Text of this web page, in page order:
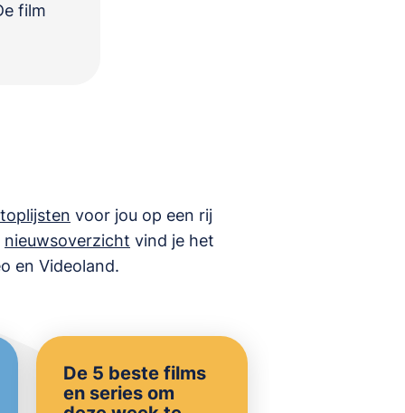
film
toplijsten voor jou op een rij
nieuwsoverzicht vind je het
en Videoland.
De 5 beste films
en series om